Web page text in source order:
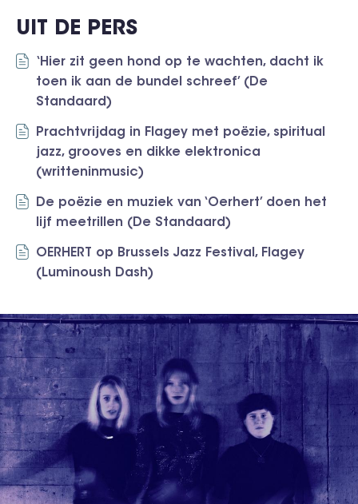
UIT DE PERS
‘Hier zit geen hond op te wachten, dacht ik
toen ik aan de bundel schreef’ (De
Standaard)
Prachtvrijdag in Flagey met poëzie, spiritual
jazz, grooves en dikke elektronica
(writteninmusic)
De poëzie en muziek van ‘Oerhert’ doen het
lijf meetrillen (De Standaard)
OERHERT op Brussels Jazz Festival, Flagey
(Luminoush Dash)